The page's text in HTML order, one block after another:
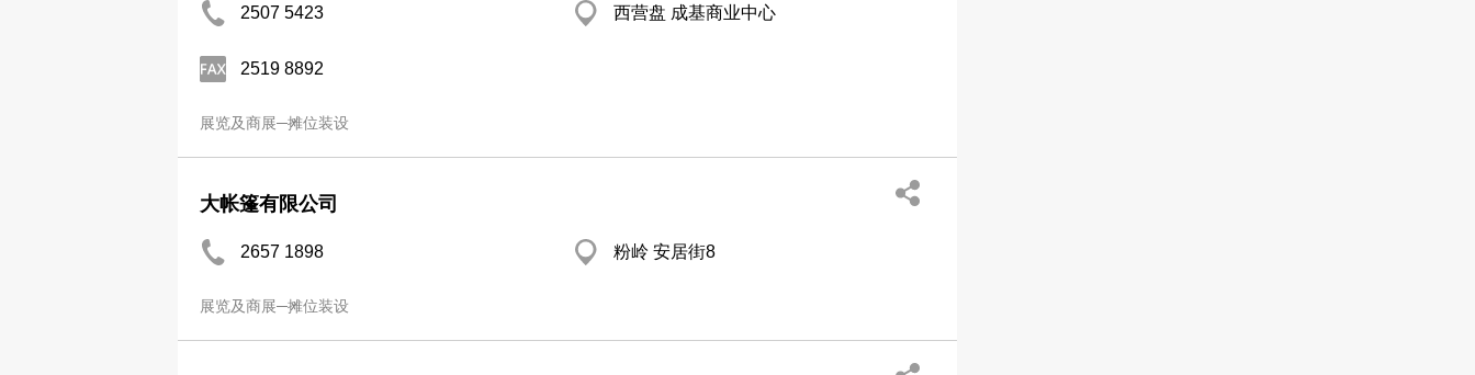
2507 5423 西营盘 成基商业中心
2519 8892
展览及商展─摊位装设
大帐篷有限公司
2657 1898 粉岭 安居街8
展览及商展─摊位装设